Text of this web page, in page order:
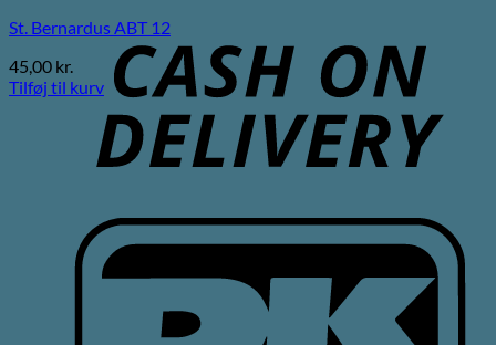
St. Bernardus ABT 12
45,00 kr.
Tilføj til kurv